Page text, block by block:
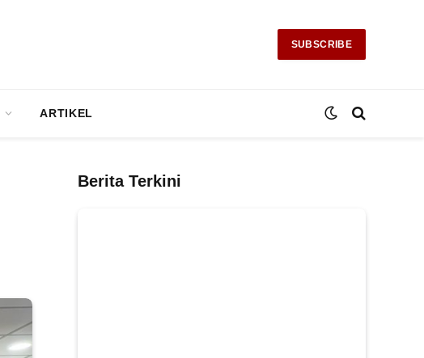
SUBSCRIBE
ARTIKEL
Berita Terkini